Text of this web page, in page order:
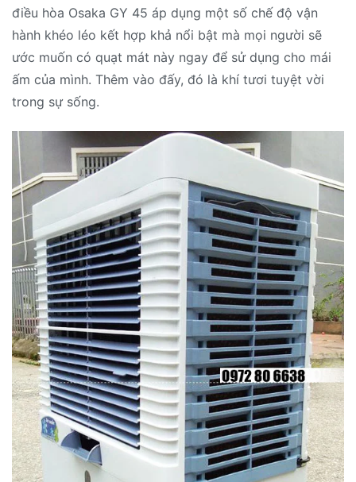
điều hòa Osaka GY 45 áp dụng một số chế độ vận
hành khéo léo kết hợp khả nổi bật mà mọi người sẽ
ước muốn có quạt mát này ngay để sử dụng cho mái
ấm của mình. Thêm vào đấy, đó là khí tươi tuyệt vời
trong sự sống.